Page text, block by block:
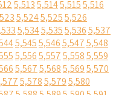
5,5135,5145,5155,516
5,5245,5255,526
5,5345,5355,5365,537
5,5455,5465,5475,548
5,5565,5575,5585,559
5,5675,5685,5695,570
5,5785,5795,580